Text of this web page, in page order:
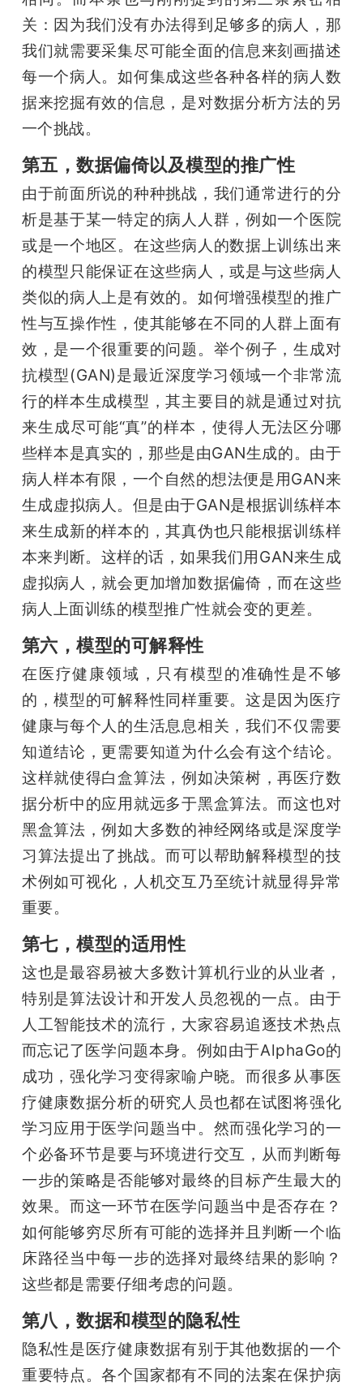
关：因为我们没有办法得到足够多的病人，那
我们就需要采集尽可能全面的信息来刻画描述
每一个病人。如何集成这些各种各样的病人数
据来挖掘有效的信息，是对数据分析方法的另
一个挑战。
第五，数据偏倚以及模型的推广性
由于前面所说的种种挑战，我们通常进行的分
析是基于某一特定的病人人群，例如一个医院
或是一个地区。在这些病人的数据上训练出来
的模型只能保证在这些病人，或是与这些病人
类似的病人上是有效的。如何增强模型的推广
性与互操作性，使其能够在不同的人群上面有
效，是一个很重要的问题。举个例子，生成对
抗模型(GAN)是最近深度学习领域一个非常流
行的样本生成模型，其主要目的就是通过对抗
来生成尽可能“真”的样本，使得人无法区分哪
些样本是真实的，那些是由GAN生成的。由于
病人样本有限，一个自然的想法便是用GAN来
生成虚拟病人。但是由于GAN是根据训练样本
来生成新的样本的，其真伪也只能根据训练样
本来判断。这样的话，如果我们用GAN来生成
虚拟病人，就会更加增加数据偏倚，而在这些
病人上面训练的模型推广性就会变的更差。
第六，模型的可解释性
在医疗健康领域，只有模型的准确性是不够
的，模型的可解释性同样重要。这是因为医疗
健康与每个人的生活息息相关，我们不仅需要
知道结论，更需要知道为什么会有这个结论。
这样就使得白盒算法，例如决策树，再医疗数
据分析中的应用就远多于黑盒算法。而这也对
黑盒算法，例如大多数的神经网络或是深度学
习算法提出了挑战。而可以帮助解释模型的技
术例如可视化，人机交互乃至统计就显得异常
重要。
第七，模型的适用性
这也是最容易被大多数计算机行业的从业者，
特别是算法设计和开发人员忽视的一点。由于
人工智能技术的流行，大家容易追逐技术热点
而忘记了医学问题本身。例如由于AlphaGo的
成功，强化学习变得家喻户晓。而很多从事医
疗健康数据分析的研究人员也都在试图将强化
学习应用于医学问题当中。然而强化学习的一
个必备环节是要与环境进行交互，从而判断每
一步的策略是否能够对最终的目标产生最大的
效果。而这一环节在医学问题当中是否存在？
如何能够穷尽所有可能的选择并且判断一个临
床路径当中每一步的选择对最终结果的影响？
这些都是需要仔细考虑的问题。
第八，数据和模型的隐私性
隐私性是医疗健康数据有别于其他数据的一个
重要特点。各个国家都有不同的法案在保护病